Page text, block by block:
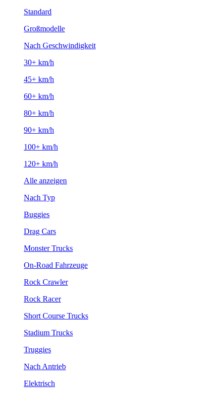
Standard
Großmodelle
Nach Geschwindigkeit
30+ km/h
45+ km/h
60+ km/h
80+ km/h
90+ km/h
100+ km/h
120+ km/h
Alle anzeigen
Nach Typ
Buggies
Drag Cars
Monster Trucks
On-Road Fahrzeuge
Rock Crawler
Rock Racer
Short Course Trucks
Stadium Trucks
Truggies
Nach Antrieb
Elektrisch